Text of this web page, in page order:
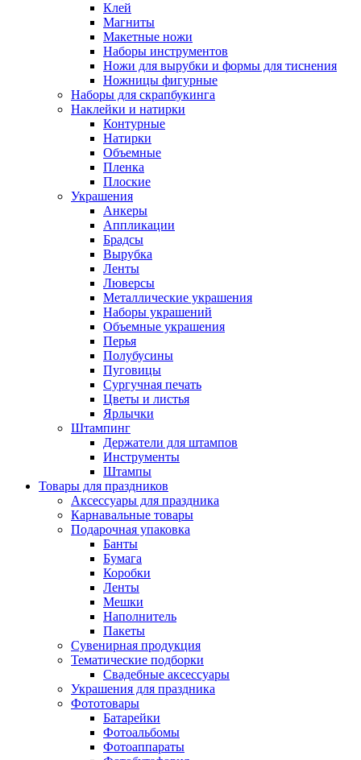
Клей
Магниты
Макетные ножи
Наборы инструментов
Ножи для вырубки и формы для тиснения
Ножницы фигурные
Наборы для скрапбукинга
Наклейки и натирки
Контурные
Натирки
Объемные
Пленка
Плоские
Украшения
Анкеры
Аппликации
Брадсы
Вырубка
Ленты
Люверсы
Металлические украшения
Наборы украшений
Объемные украшения
Перья
Полубусины
Пуговицы
Сургучная печать
Цветы и листья
Ярлычки
Штампинг
Держатели для штампов
Инструменты
Штампы
Товары для праздников
Аксессуары для праздника
Карнавальные товары
Подарочная упаковка
Банты
Бумага
Коробки
Ленты
Мешки
Наполнитель
Пакеты
Сувенирная продукция
Тематические подборки
Свадебные аксессуары
Украшения для праздника
Фототовары
Батарейки
Фотоальбомы
Фотоаппараты